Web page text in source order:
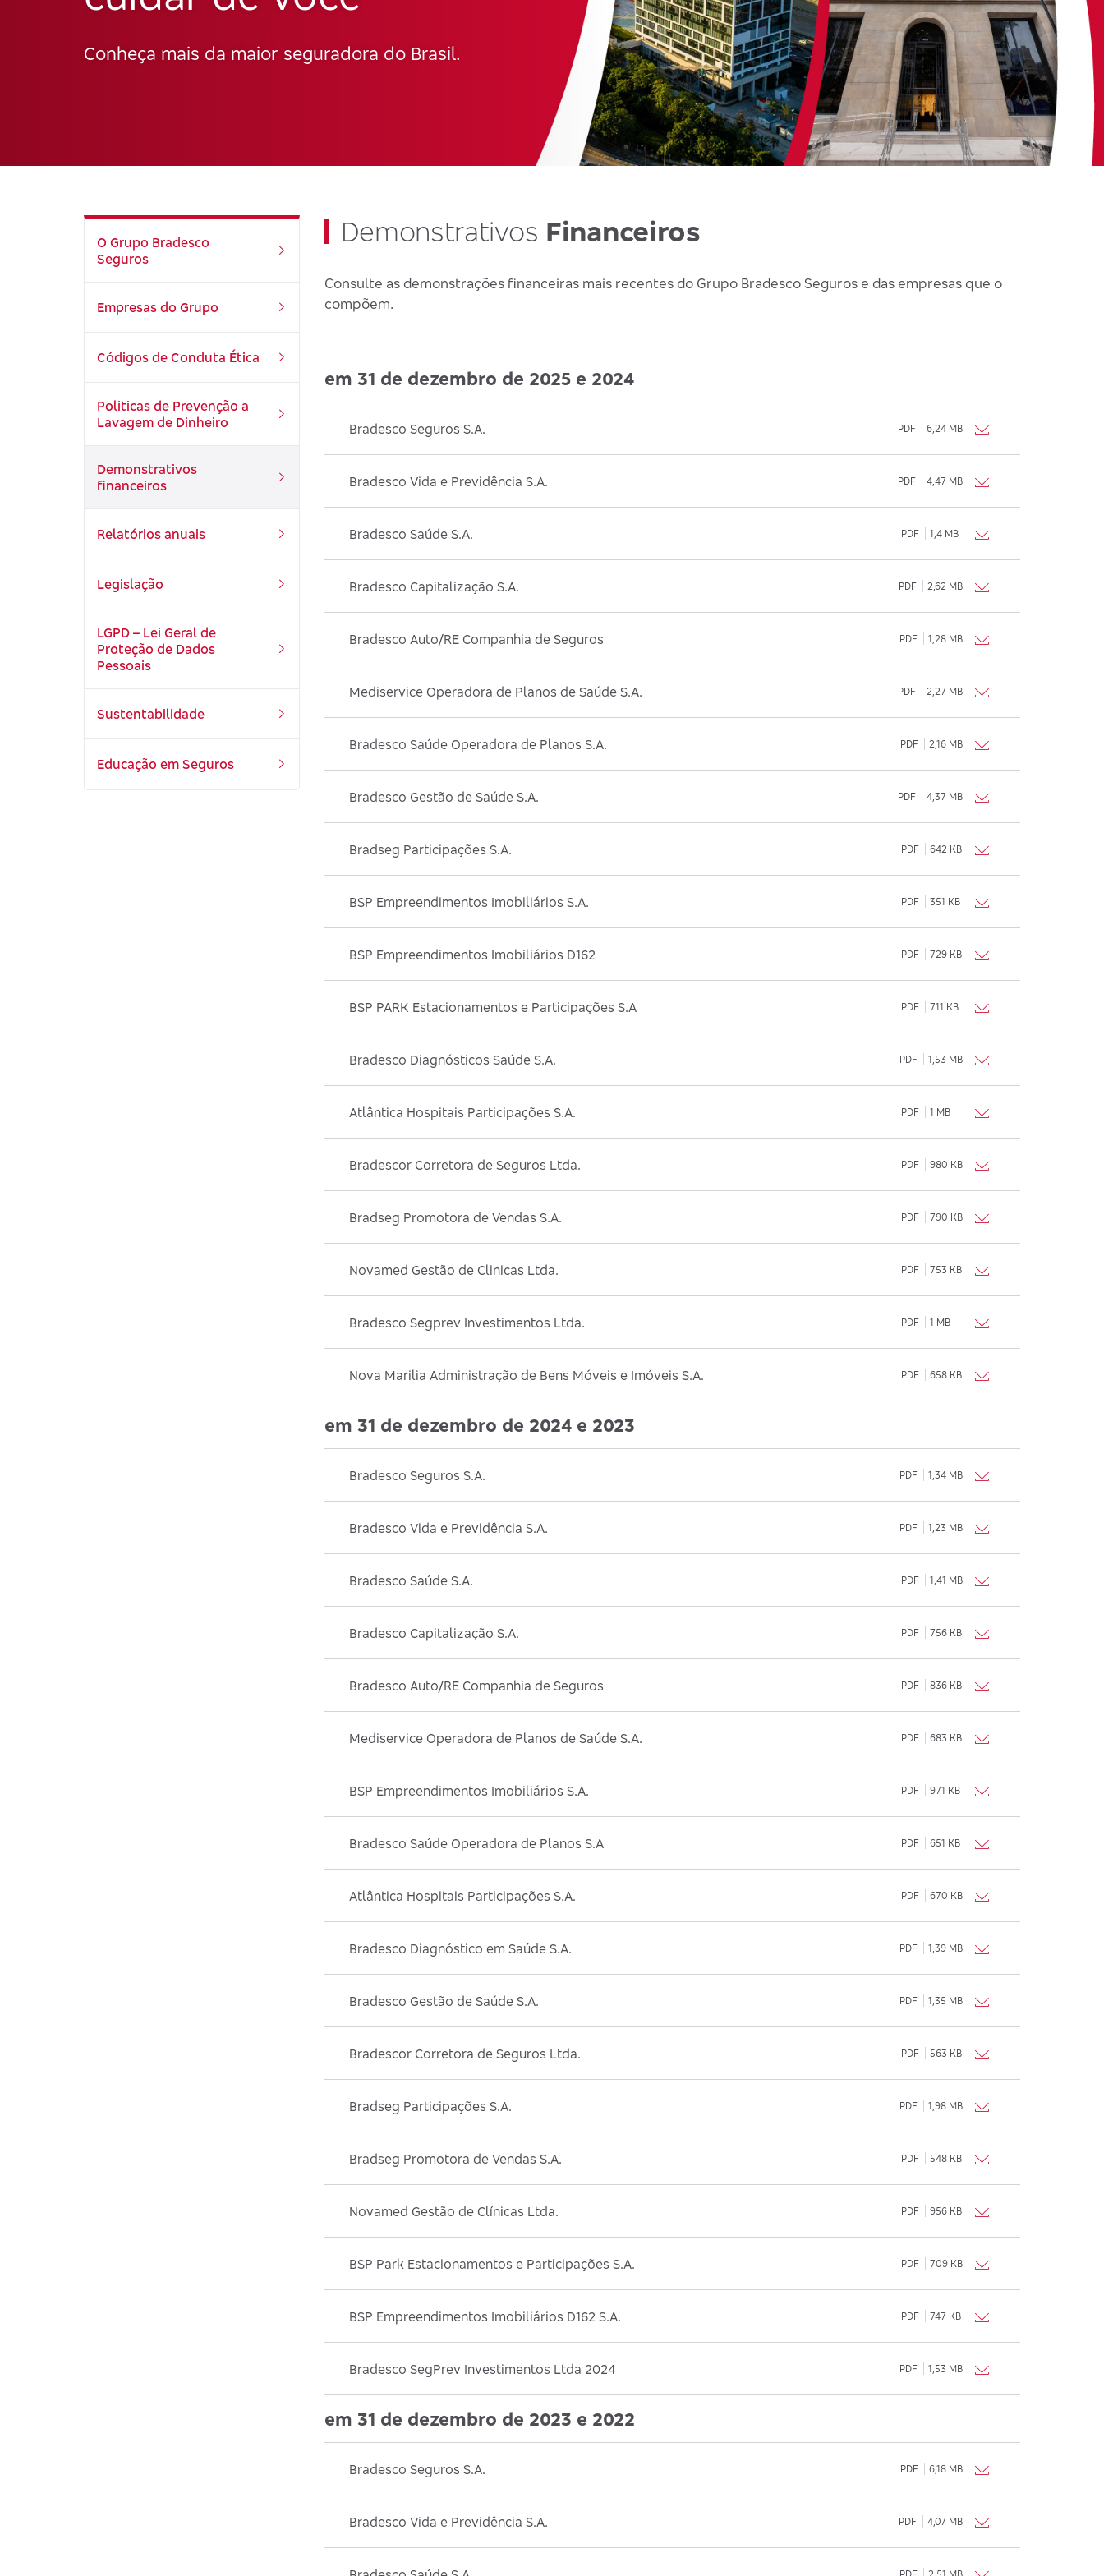
Conheça mais da maior seguradora do Brasil.
O Grupo Bradesco
Seguros
Empresas do Grupo
Códigos de Conduta Ética
Politicas de Prevenção a
Lavagem de Dinheiro
Demonstrativos
financeiros
Relatórios anuais
Legislação
LGPD – Lei Geral de
Proteção de Dados
Pessoais
Sustentabilidade
Educação em Seguros
Demonstrativos Financeiros
Consulte as demonstrações financeiras mais recentes do Grupo Bradesco Seguros e das empresas que o
compõem.
em 31 de dezembro de 2025 e 2024
Bradesco Seguros S.A. PDF 6,24 MB
Bradesco Vida e Previdência S.A. PDF 4,47 MB
Bradesco Saúde S.A. PDF 1,4 MB
Bradesco Capitalização S.A. PDF 2,62 MB
Bradesco Auto/RE Companhia de Seguros PDF 1,28 MB
Mediservice Operadora de Planos de Saúde S.A. PDF 2,27 MB
Bradesco Saúde Operadora de Planos S.A. PDF 2,16 MB
Bradesco Gestão de Saúde S.A. PDF 4,37 MB
Bradseg Participações S.A. PDF 642 KB
BSP Empreendimentos Imobiliários S.A. PDF 351 KB
BSP Empreendimentos Imobiliários D162 PDF 729 KB
BSP PARK Estacionamentos e Participações S.A PDF 711 KB
Bradesco Diagnósticos Saúde S.A. PDF 1,53 MB
Atlântica Hospitais Participações S.A. PDF 1 MB
Bradescor Corretora de Seguros Ltda. PDF 980 KB
Bradseg Promotora de Vendas S.A. PDF 790 KB
Novamed Gestão de Clinicas Ltda. PDF 753 KB
Bradesco Segprev Investimentos Ltda. PDF 1 MB
Nova Marilia Administração de Bens Móveis e Imóveis S.A. PDF 658 KB
em 31 de dezembro de 2024 e 2023
Bradesco Seguros S.A. PDF 1,34 MB
Bradesco Vida e Previdência S.A. PDF 1,23 MB
Bradesco Saúde S.A. PDF 1,41 MB
Bradesco Capitalização S.A. PDF 756 KB
Bradesco Auto/RE Companhia de Seguros PDF 836 KB
Mediservice Operadora de Planos de Saúde S.A. PDF 683 KB
BSP Empreendimentos Imobiliários S.A. PDF 971 KB
Bradesco Saúde Operadora de Planos S.A PDF 651 KB
Atlântica Hospitais Participações S.A. PDF 670 KB
Bradesco Diagnóstico em Saúde S.A. PDF 1,39 MB
Bradesco Gestão de Saúde S.A. PDF 1,35 MB
Bradescor Corretora de Seguros Ltda. PDF 563 KB
Bradseg Participações S.A. PDF 1,98 MB
Bradseg Promotora de Vendas S.A. PDF 548 KB
Novamed Gestão de Clínicas Ltda. PDF 956 KB
BSP Park Estacionamentos e Participações S.A. PDF 709 KB
BSP Empreendimentos Imobiliários D162 S.A. PDF 747 KB
Bradesco SegPrev Investimentos Ltda 2024 PDF 1,53 MB
em 31 de dezembro de 2023 e 2022
Bradesco Seguros S.A. PDF 6,18 MB
Bradesco Vida e Previdência S.A. PDF 4,07 MB